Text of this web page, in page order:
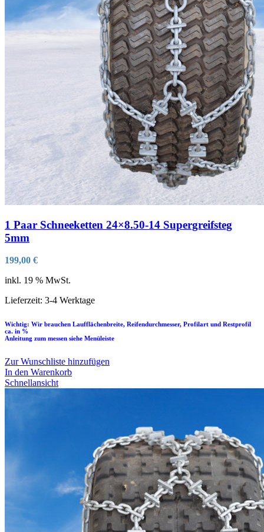
1 Paar Schneeketten 24×8.50-14 Supergreifsteg
5mm
199,00 €
inkl. 19 % MwSt.
Lieferzeit: 3-4 Werktage
Wichtig: Wir brauchen Laufflächenbreite, Reifendurchmesser, Profilart und Restprofil
ca. in %
Anleitung zum messen siehe Menüleiste
Zur Wunschliste hinzufügen
In den Warenkorb
Schnellansicht